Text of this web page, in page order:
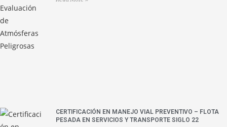
CERTIFICACIÓN EN MANEJO VIAL PREVENTIVO – FLOTA
PESADA EN SERVICIOS Y TRANSPORTE SIGLO 22